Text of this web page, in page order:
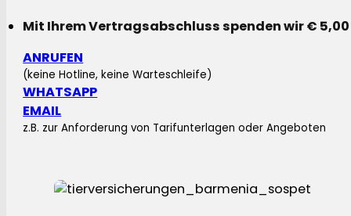
Mit Ihrem Vertragsabschluss spenden wir €
ANRUFEN
(keine Hotline, keine Warteschleife)
WHATSAPP
EMAIL
z.B. zur Anforderung von Tarifunterlagen oder Angeboten